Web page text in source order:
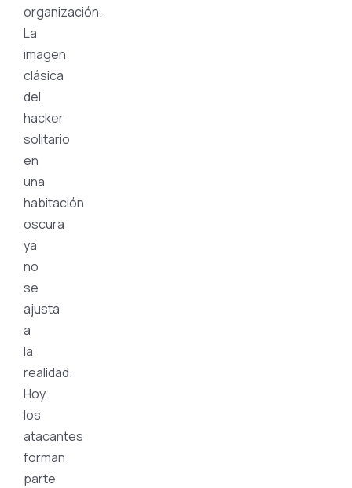
organización.
La
imagen
clásica
del
hacker
solitario
en
una
habitación
oscura
ya
no
se
ajusta
a
la
realidad.
Hoy,
los
atacantes
forman
parte